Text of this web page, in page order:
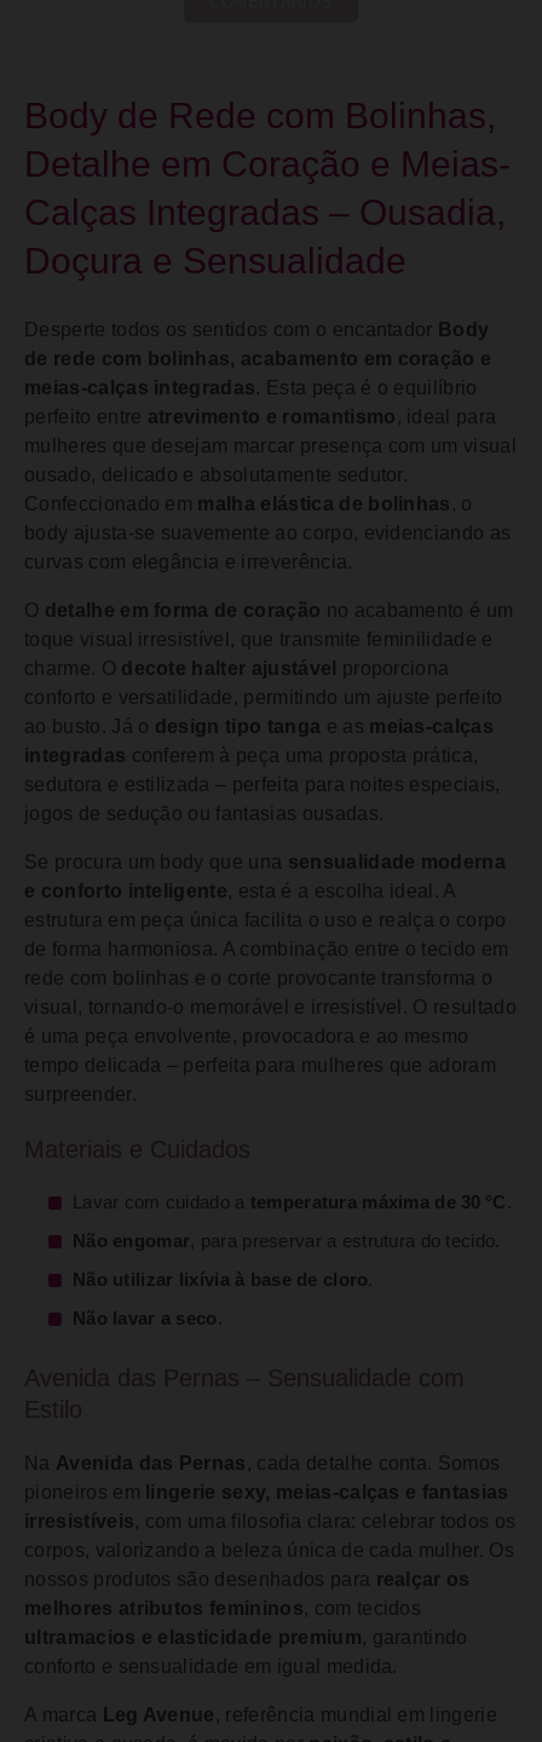
Body de Rede com Bolinhas,
Detalhe em Coração e Meias-
Calças Integradas – Ousadia,
Doçura e Sensualidade
Desperte todos os sentidos com o encantador Body
de rede com bolinhas, acabamento em coração e
meias-calças integradas. Esta peça é o equilíbrio
perfeito entre atrevimento e romantismo , ideal para
mulheres que desejam marcar presença com um visual
ousado, delicado e absolutamente sedutor.
Confeccionado em malha elástica de bolinhas , o
body ajusta-se suavemente ao corpo, evidenciando as
curvas com elegância e irreverência.
O detalhe em forma de coração no acabamento é um
toque visual irresistível, que transmite feminilidade e
charme. O decote halter ajustável
proporciona
conforto e versatilidade, permitindo um ajuste perfeito
ao busto. Já o design tipo tanga e as meias-calças
integradas conferem à peça uma proposta prática,
sedutora e estilizada – perfeita para noites especiais,
jogos de sedução ou fantasias ousadas.
Se procura um body que una sensualidade moderna
e conforto inteligente, esta é a escolha ideal. A
estrutura em peça única facilita o uso e realça o corpo
de forma harmoniosa. A combinação entre o tecido em
rede com bolinhas e o corte provocante transforma o
visual, tornando-o memorável e irresistível. O resultado
é uma peça envolvente, provocadora e ao mesmo
tempo delicada – perfeita para mulheres que adoram
surpreender.
Materiais e Cuidados
Lavar com cuidado a temperatura máxima de 30 °C
Não engomar, para preservar a estrutura do tecido.
Não utilizar lixívia à base de cloro
Não lavar a seco
Avenida das Pernas – Sensualidade com
Estilo
Na Avenida das Pernas , cada detalhe conta. Somos
pioneiros em lingerie sexy, meias-calças e fantasias
irresistíveis, com uma filosofia clara: celebrar todos os
corpos, valorizando a beleza única de cada mulher. Os
nossos produtos são desenhados para realçar os
melhores atributos femininos, com tecidos
ultramacios e elasticidade premium, garantindo
conforto e sensualidade em igual medida.
A marca Leg Avenue , referência mundial em lingerie